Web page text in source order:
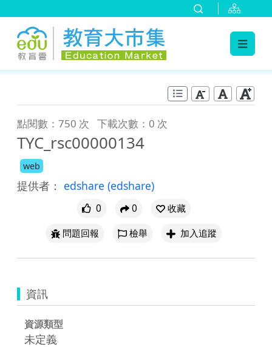
點閱數：750 次 下載次數：0 次
TYC_rsc00000134
web
提供者： edshare (edshare)
0 0
收藏
問題回報
檢舉 加入追蹤
資訊
資源類型
未定義